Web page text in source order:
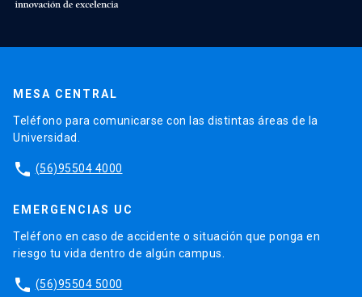
MESA CENTRAL
Teléfono para comunicarse con las distintas áreas de la
Universidad.
phone (56)95504 4000
EMERGENCIAS UC
Teléfono en caso de accidente o situación que ponga en
riesgo tu vida dentro de algún campus.
phone (56)95504 5000